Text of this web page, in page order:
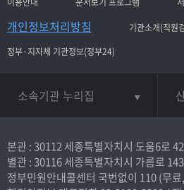
개인정보처리방침
기관소개(직원
정부·지자체 기관정보(정부24)
소속기관 누리집
본관 : 30112 세종특별자치시 도움6로
별관 : 30116 세종특별자치시 가름로
정부민원안내콜센터 국번없이 110(무